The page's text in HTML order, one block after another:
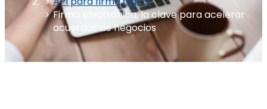
Firma electrónica, la clave para acelerar
acuerdos de negocios